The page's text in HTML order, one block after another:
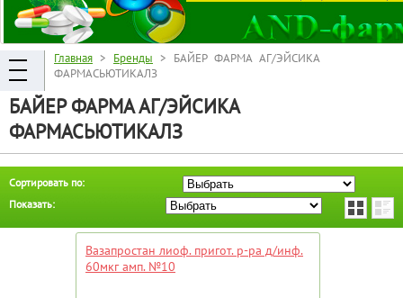
Главная > Бренды > БАЙЕР ФАРМА АГ/ЭЙСИКА
ФАРМАСЬЮТИКАЛЗ
БАЙЕР ФАРМА АГ/ЭЙСИКА
ФАРМАСЬЮТИКАЛЗ
Сортировать по:
Показать:
Вазапростан лиоф. пригот. р-ра д/инф.
60мкг амп. №10